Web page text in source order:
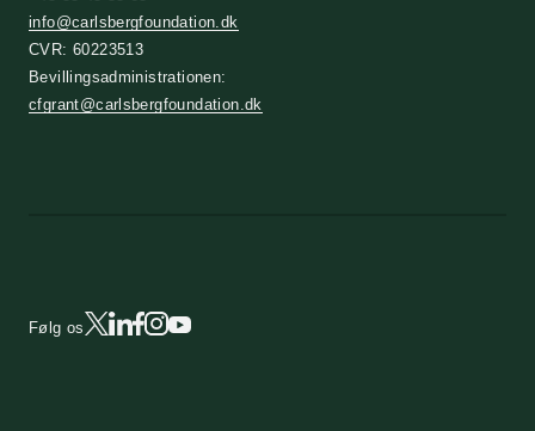
info@carlsbergfoundation.dk
CVR: 60223513
Bevillingsadministrationen:
cfgrant@carlsbergfoundation.dk
Følg os